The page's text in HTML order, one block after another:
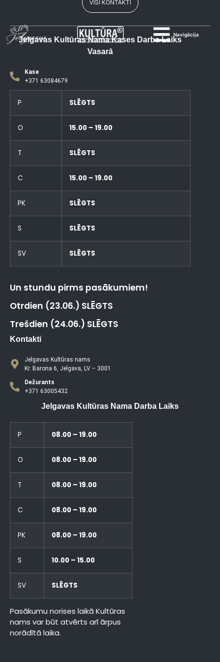
Navigācija
VISI KONTAKTI
Jelgavas Kultūras Nama Kases Darba Laiks
Vasarā
Kase
+371 63084679
P SLĒGTS
O 15.00 – 19.00
T SLĒGTS
C 15.00 – 19.00
PK SLĒGTS
S SLĒGTS
SV SLĒGTS
Un stundu pirms pasākumiem!
Otrdien (23.06.) SLĒGTS
Trešdien (24.06.) SLĒGTS
Kontakti
Jelgavas Kultūras nams
Kr. Barona 6, Jelgava, LV – 3001
Dežurants
+371 63005432
Jelgavas Kultūras Nama Darba Laiks
P 08.00 – 19.00
O 08.00 – 19.00
T 08.00 – 19.00
C 08.00 – 19.00
PK 08.00 – 19.00
S 10.00 – 15.00
SV SLĒGTS
Pasākumu norises laikā Kultūras
nams var būt atvērts arī ārpus
norādītā laika.